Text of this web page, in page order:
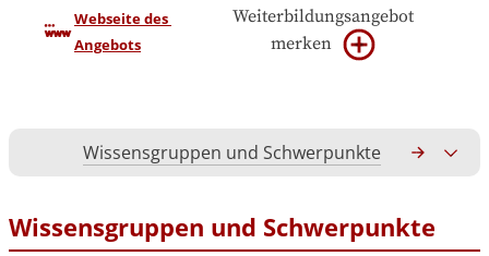
Webseite des
Angebots
Weiterbildungsangebot
merken
Wissensgruppen und Schwerpunkte
Wissensgruppen und Schwerpunkte